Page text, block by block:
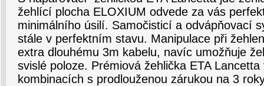
žehlící plocha ELOXIUM odvede za vás
minimálního úsilí. Samočisticí a odvápňovací
stále v perfektním stavu. Manipulace při
extra dlouhému 3m kabelu, navíc umožňuje
svislé poloze. Prémiová žehlička ETA
kombinacích s prodlouženou zárukou na 3